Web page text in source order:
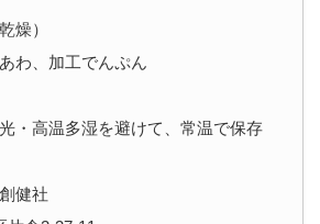
燥）
わ、加工でんぷん
・高温多湿を避けて、常温で保存
健社